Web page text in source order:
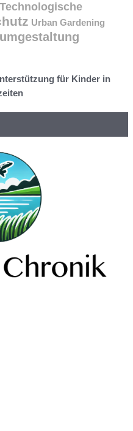
Technologische
Urban Gardening
für Kinder in